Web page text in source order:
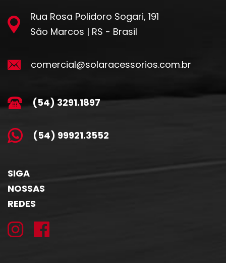
Rua Rosa Polidoro Sogari, 191
São Marcos | RS - Brasil
comercial@solaracessorios.com.br
(54) 3291.1897
(54) 99921.3552
SIGA
NOSSAS
REDES